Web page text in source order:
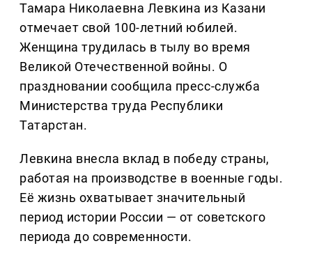
Тамара Николаевна Левкина из Казани
отмечает свой 100-летний юбилей.
Женщина трудилась в тылу во время
Великой Отечественной войны. О
праздновании сообщила пресс-служба
Министерства труда Республики
Татарстан.
Левкина внесла вклад в победу страны,
работая на производстве в военные годы.
Её жизнь охватывает значительный
период истории России — от советского
периода до современности.